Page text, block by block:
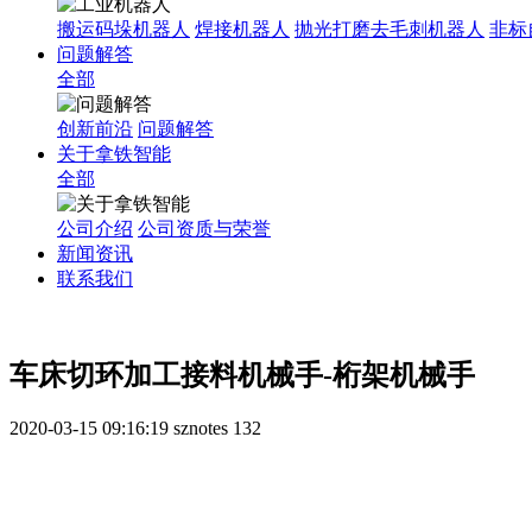
搬运码垛机器人 焊接机器人 抛光打磨去毛刺机器人 非标
问题解答
全部
创新前沿 问题解答
关于拿铁智能
全部
公司介绍 公司资质与荣誉
新闻资讯
联系我们
车床切环加工接料机械手-桁架机械手
2020-03-15 09:16:19 sznotes 132